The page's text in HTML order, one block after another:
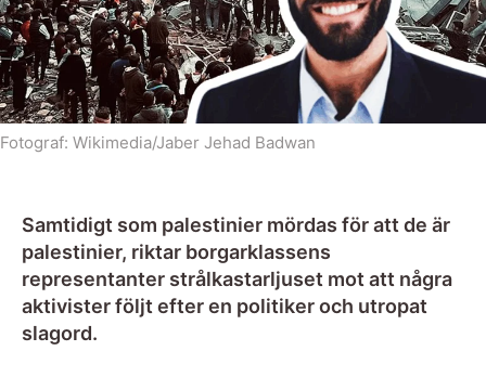
Fotograf: Wikimedia/Jaber Jehad Badwan
Samtidigt som palestinier mördas för att de är
palestinier, riktar borgarklassens
representanter strålkastarljuset mot att några
aktivister följt efter en politiker och utropat
slagord.